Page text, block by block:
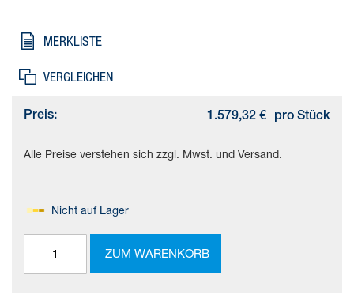
MERKLISTE
VERGLEICHEN
Preis: 1.579,32 € pro Stück
Alle Preise verstehen sich zzgl. Mwst. und Versand.
Nicht auf Lager
ZUM WARENKORB